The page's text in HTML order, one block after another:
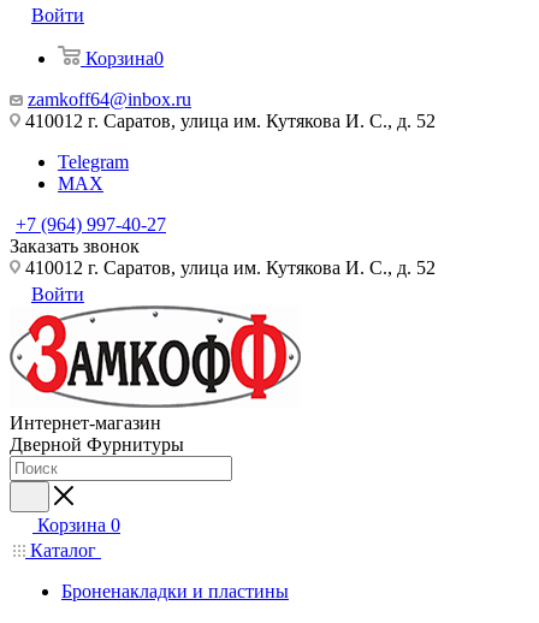
Войти
Корзина0
zamkoff64@inbox.ru
410012 г. Саратов, улица им. Кутякова И. С., д. 52
Telegram
MAX
+7 (964) 997-40-27
Заказать звонок
410012 г. Саратов, улица им. Кутякова И. С., д. 52
Войти
Интернет-магазин
Дверной Фурнитуры
Корзина 0
Каталог
Броненакладки и пластины